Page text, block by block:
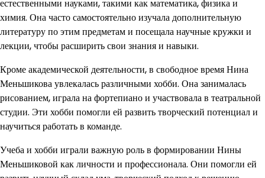
естественными науками, такими как математика, физика и
химия. Она часто самостоятельно изучала дополнительную
литературу по этим предметам и посещала научные кружки и
лекции, чтобы расширить свои знания и навыки.
Кроме академической деятельности, в свободное время Нина
Меньшикова увлекалась различными хобби. Она занималась
рисованием, играла на фортепиано и участвовала в театральной
студии. Эти хобби помогли ей развить творческий потенциал и
научиться работать в команде.
Учеба и хобби играли важную роль в формировании Нины
Меньшиковой как личности и профессионала. Они помогли ей